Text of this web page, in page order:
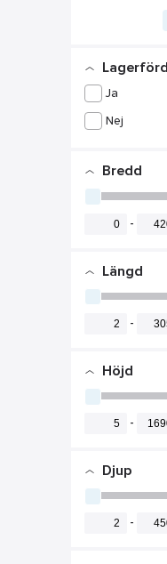
Lagerförd
Ja
Nej
Bredd
-
Längd
-
Höjd
-
Djup
-